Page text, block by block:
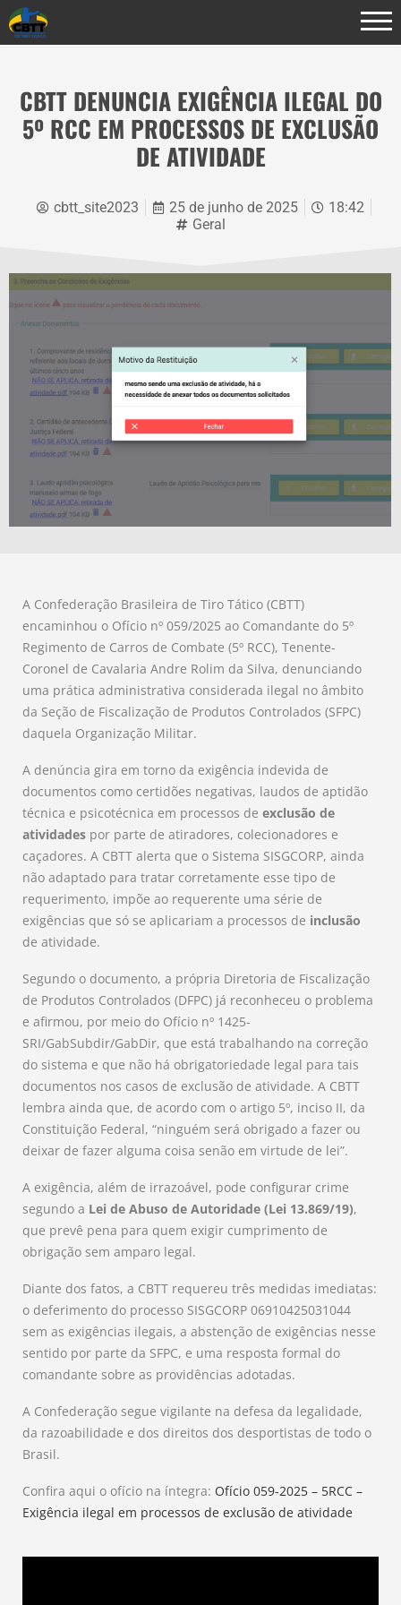
CBTT DENUNCIA EXIGÊNCIA ILEGAL DO
5º RCC EM PROCESSOS DE EXCLUSÃO
DE ATIVIDADE
cbtt_site2023 25 de junho de 2025
18:42
Geral
A Confederação Brasileira de Tiro Tático (CBTT)
encaminhou o Ofício nº 059/2025 ao Comandante do 5º
Regimento de Carros de Combate (5º RCC), Tenente-
Coronel de Cavalaria Andre Rolim da Silva, denunciando
uma prática administrativa considerada ilegal no âmbito
da Seção de Fiscalização de Produtos Controlados (SFPC)
daquela Organização Militar.
A denúncia gira em torno da exigência indevida de
documentos como certidões negativas, laudos de aptidão
técnica e psicotécnica em processos de exclusão de
atividades por parte de atiradores, colecionadores e
caçadores. A CBTT alerta que o Sistema SISGCORP, ainda
não adaptado para tratar corretamente esse tipo de
requerimento, impõe ao requerente uma série de
exigências que só se aplicariam a processos de inclusão
de atividade.
Segundo o documento, a própria Diretoria de Fiscalização
de Produtos Controlados (DFPC) já reconheceu o problema
e afirmou, por meio do Ofício nº 1425-
SRI/GabSubdir/GabDir, que está trabalhando na correção
do sistema e que não há obrigatoriedade legal para tais
documentos nos casos de exclusão de atividade. A CBTT
lembra ainda que, de acordo com o artigo 5º, inciso II, da
Constituição Federal, “ninguém será obrigado a fazer ou
deixar de fazer alguma coisa senão em virtude de lei”.
A exigência, além de irrazoável, pode configurar crime
segundo a Lei de Abuso de Autoridade (Lei 13.869/19),
que prevê pena para quem exigir cumprimento de
obrigação sem amparo legal.
Diante dos fatos, a CBTT requereu três medidas imediatas:
o deferimento do processo SISGCORP 06910425031044
sem as exigências ilegais, a abstenção de exigências nesse
sentido por parte da SFPC, e uma resposta formal do
comandante sobre as providências adotadas.
A Confederação segue vigilante na defesa da legalidade,
da razoabilidade e dos direitos dos desportistas de todo o
Brasil.
Confira aqui o ofício na íntegra: Ofício 059-2025 – 5RCC –
Exigência ilegal em processos de exclusão de atividade